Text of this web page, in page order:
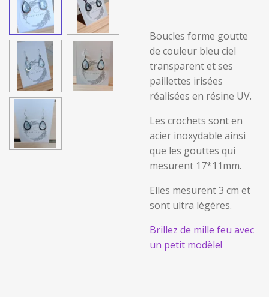
Boucles forme goutte
de couleur bleu ciel
transparent et ses
paillettes irisées
réalisées en résine UV.
Les crochets sont en
acier inoxydable ainsi
que les gouttes qui
mesurent 17*11mm.
Elles mesurent 3 cm et
sont ultra légères.
Brillez de mille feu avec
un petit modèle!